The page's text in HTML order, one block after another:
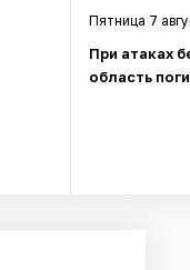
Пятница 7
При атаках
область